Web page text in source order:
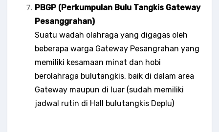
PBGP (Perkumpulan Bulu Tangkis Gateway
Pesanggrahan)
Suatu wadah olahraga yang digagas oleh
beberapa warga Gateway Pesangrahan yang
memiliki kesamaan minat dan hobi
berolahraga bulutangkis, baik di dalam area
Gateway maupun di luar (sudah memiliki
jadwal rutin di Hall bulutangkis Deplu)